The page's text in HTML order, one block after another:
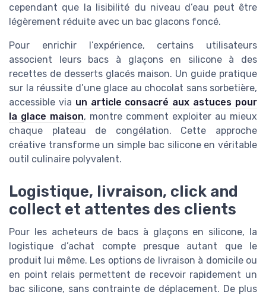
cependant que la lisibilité du niveau d’eau peut être
légèrement réduite avec un bac glacons foncé.
Pour enrichir l’expérience, certains utilisateurs
associent leurs bacs à glaçons en silicone à des
recettes de desserts glacés maison. Un guide pratique
sur la réussite d’une glace au chocolat sans sorbetière,
accessible via un article consacré aux astuces pour
la glace maison, montre comment exploiter au mieux
chaque plateau de congélation. Cette approche
créative transforme un simple bac silicone en véritable
outil culinaire polyvalent.
Logistique, livraison, click and
collect et attentes des clients
Pour les acheteurs de bacs à glaçons en silicone, la
logistique d’achat compte presque autant que le
produit lui même. Les options de livraison à domicile ou
en point relais permettent de recevoir rapidement un
bac silicone, sans contrainte de déplacement. De plus